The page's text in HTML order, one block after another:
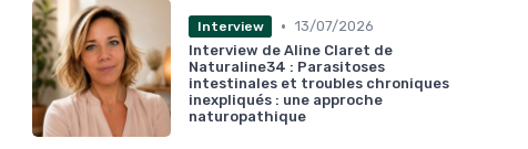
Interview • 13/07/2026
Interview de Aline Claret de
Naturaline34 : Parasitoses
intestinales et troubles chroniques
inexpliqués : une approche
naturopathique